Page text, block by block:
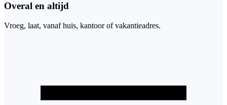
Overal en altijd
Vroeg, laat, vanaf huis, kantoor of vakantieadres.